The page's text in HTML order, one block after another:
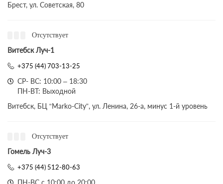
Брест, ул. Советская, 80
Отсутствует
Витебск Луч-1
+375 (44) 703-13-25
СР- ВС: 10:00 – 18:30
ПН-ВТ: Выходной
Витебск, БЦ “Marko-City”, ул. Ленина, 26-а, минус 1-й уровень
Отсутствует
Гомель Луч-3
+375 (44) 512-80-63
ПН-ВС с 10:00 до 20:00